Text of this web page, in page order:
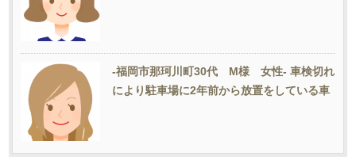
-福岡市那珂川町30代 M様 女性- 車検切れ
により駐車場に2年前から放置をしている車